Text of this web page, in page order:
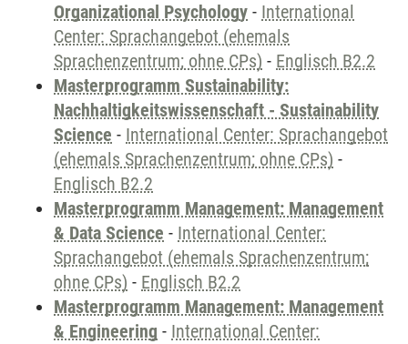
Organizational Psychology - International
Center: Sprachangebot (ehemals
Sprachenzentrum; ohne CPs) - Englisch B2.2
Masterprogramm Sustainability:
Nachhaltigkeitswissenschaft - Sustainability
Science - International Center: Sprachangebot
(ehemals Sprachenzentrum; ohne CPs) -
Englisch B2.2
Masterprogramm Management: Management
& Data Science - International Center:
Sprachangebot (ehemals Sprachenzentrum;
ohne CPs) - Englisch B2.2
Masterprogramm Management: Management
& Engineering - International Center: